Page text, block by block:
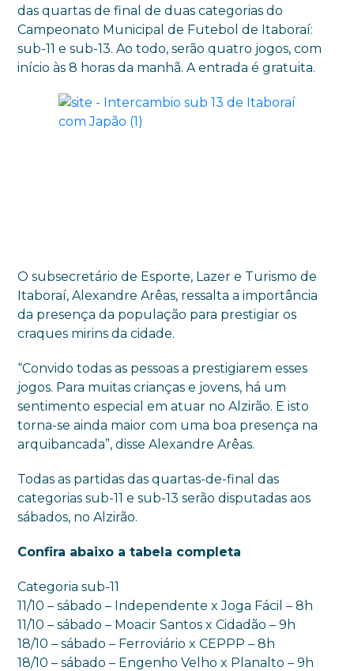
das quartas de final de duas categorias do
Campeonato Municipal de Futebol de Itaboraí:
sub-11 e sub-13. Ao todo, serão quatro jogos, com
início às 8 horas da manhã. A entrada é gratuita.
O subsecretário de Esporte, Lazer e Turismo de
Itaboraí, Alexandre Arêas, ressalta a importância
da presença da população para prestigiar os
craques mirins da cidade.
“Convido todas as pessoas a prestigiarem esses
jogos. Para muitas crianças e jovens, há um
sentimento especial em atuar no Alzirão. E isto
torna-se ainda maior com uma boa presença na
arquibancada”, disse Alexandre Arêas.
Todas as partidas das quartas-de-final das
categorias sub-11 e sub-13 serão disputadas aos
sábados, no Alzirão.
Confira abaixo a tabela completa
Categoria sub-11
11/10 – sábado – Independente x Joga Fácil – 8h
11/10 – sábado – Moacir Santos x Cidadão – 9h
18/10 – sábado – Ferroviário x CEPPP – 8h
18/10 – sábado – Engenho Velho x Planalto – 9h